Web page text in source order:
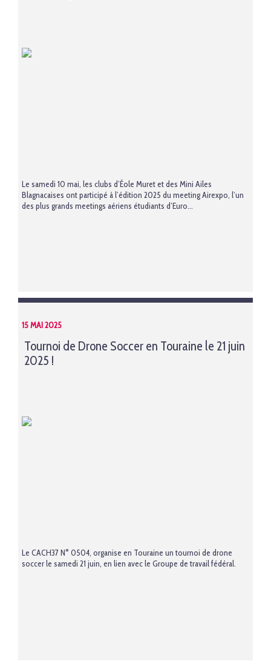
Le samedi 10 mai, les clubs d’Éole Muret et des Mini Ailes
Blagnacaises ont participé à l’édition 2025 du meeting Airexpo, l’un
des plus grands meetings aériens étudiants d’Euro...
15 MAI 2025
Tournoi de Drone Soccer en Touraine le 21 juin
2025 !
Le CACH37 N° 0504, organise en Touraine un tournoi de drone
soccer le samedi 21 juin, en lien avec le Groupe de travail fédéral.